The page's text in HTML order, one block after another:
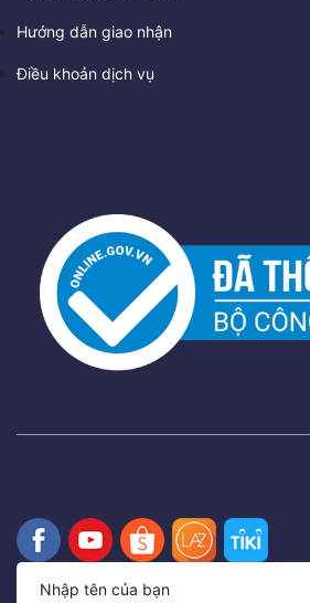
Hướng dẫn giao nhận
Điều khoản dịch vụ